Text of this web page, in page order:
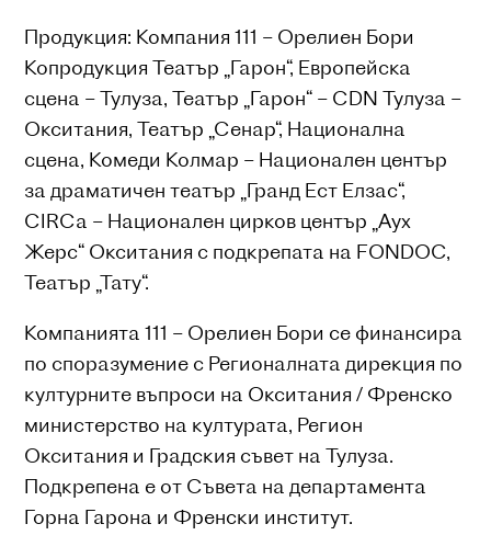
Продукция: Компания 111 – Орелиен Бори
Копродукция Театър „Гарон“, Европейска
сцена – Тулуза, Театър „Гарон“ – CDN Тулуза –
Окситания, Театър „Сенар“, Национална
сцена, Комеди Колмар – Национален център
за драматичен театър „Гранд Ест Елзас“,
CIRCa – Национален цирков център „Аух
Жерс“ Окситания с подкрепата на FONDOC,
Театър „Тату“.
Компанията 111 – Орелиен Бори се финансира
по споразумение с Регионалната дирекция по
културните въпроси на Окситания / Френско
министерство на културата, Регион
Окситания и Градския съвет на Тулуза.
Подкрепена е от Съвета на департамента
Горна Гарона и Френски институт.